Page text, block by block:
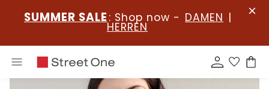
SUMMER SALE : Shop now - DAMEN |
HERREN